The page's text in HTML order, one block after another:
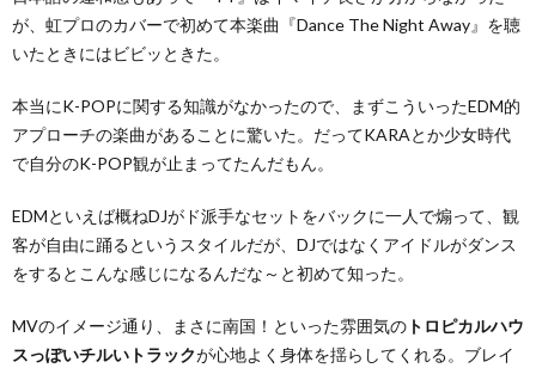
が、虹プロのカバーで初めて本楽曲『Dance The Night Away』を聴
いたときにはビビッときた。
本当にK-POPに関する知識がなかったので、まずこういったEDM的
アプローチの楽曲があることに驚いた。だってKARAとか少女時代
で自分のK-POP観が止まってたんだもん。
EDMといえば概ねDJがド派手なセットをバックに一人で煽って、観
客が自由に踊るというスタイルだが、DJではなくアイドルがダンス
をするとこんな感じになるんだな～と初めて知った。
MVのイメージ通り、まさに南国！といった雰囲気の トロピカルハウ
スっぽいチルいトラックが心地よく身体を揺らしてくれる。ブレイ